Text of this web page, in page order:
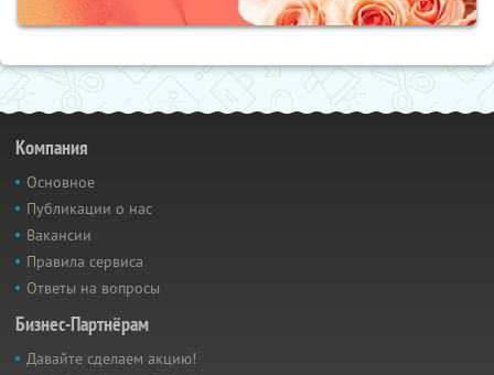
Компания
Основное
Публикации о нас
Вакансии
Правила сервиса
Ответы на вопросы
Бизнес-Партнёрам
Давайте сделаем акцию!